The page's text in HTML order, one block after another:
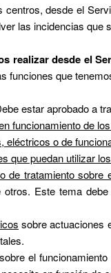
desde el
las incidencias que
realizar desde el
funciones que
estar aprobado a
funcionamiento de
eléctricos o de
que puedan utilizar
de tratamiento sobre
Este tema
sobre actuaciones
sobre el